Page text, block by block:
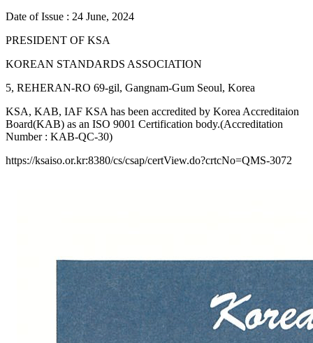
Date of Issue : 24 June, 2024
PRESIDENT OF KSA
KOREAN STANDARDS ASSOCIATION
5, REHERAN-RO 69-gil, Gangnam-Gum Seoul, Korea
KSA, KAB, IAF KSA has been accredited by Korea Accreditaion
Board(KAB) as an ISO 9001 Certification body.(Accreditation
Number : KAB-QC-30)
https://ksaiso.or.kr:8380/cs/csap/certView.do?crtcNo=QMS-3072